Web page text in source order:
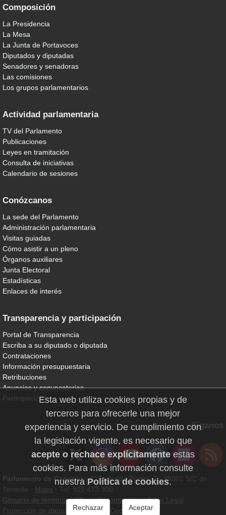
Composición
La Presidencia
La Mesa
La Junta de Portavoces
Diputados y diputadas
Senadores y senadoras
Las comisiones
Los grupos parlamentarios
Actividad parlamentaria
TV del Parlamento
Publicaciones
Leyes en tramitación
Consulta de iniciativas
Calendario de sesiones
Conózcanos
La sede del Parlamento
Administración parlamentaria
Visitas guiadas
Cómo asistir a un pleno
Órganos auxiliares
Junta Electoral
Estadísticas
Enlaces de interés
Transparencia y participación
Portal de Transparencia
Escriba a su diputado o diputada
Contrataciones
Información presupuestaria
Retribuciones
Anuncios y convocatorias
Participación
Síganos
Parlamento de Canarias · C/Teobaldo Power, 7 · 38002 S/C de
Tenerife · Mapa · Tel: 922 473 300
Glosario de términos·Mapa de contenidos·Aviso Legal ·
Protección de datos personales
Cookies
Esta web utiliza cookies propias y de
terceros para ofrecerle una mejor
experiencia y servicio. De cumplimiento con
la legislación vigente, es necesario que
acepte o rechace explícitamenteestas
cookies. Para más información consulte
nuestra Política de cookies.
Rechazar Aceptar